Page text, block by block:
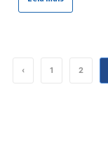
‹ 1 2